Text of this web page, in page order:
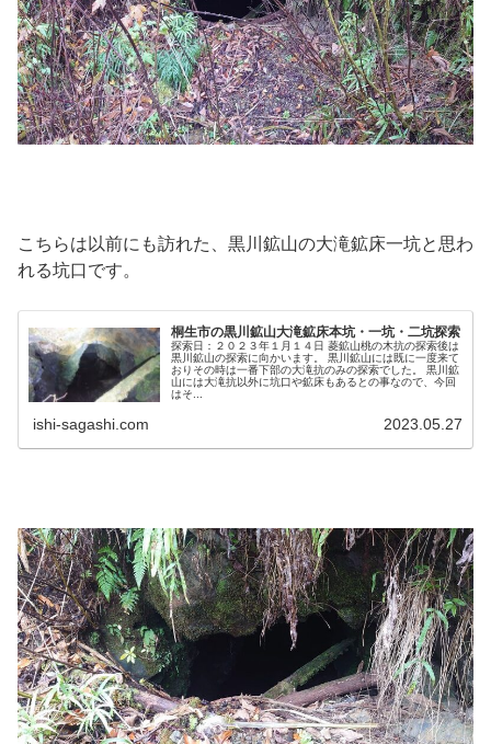
こちらは以前にも訪れた、黒川鉱山の大滝鉱床一坑と思わ
れる坑口です。
桐生市の黒川鉱山大滝鉱床本坑・一坑・二坑探索
探索日：２０２３年１月１４日 菱鉱山桃の木抗の探索後は
黒川鉱山の探索に向かいます。 黒川鉱山には既に一度来て
おりその時は一番下部の大滝抗のみの探索でした。 黒川鉱
山には大滝抗以外に坑口や鉱床もあるとの事なので、今回
はそ...
ishi-sagashi.com 2023.05.27